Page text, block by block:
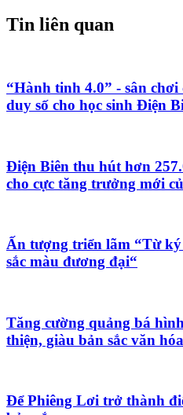
Tin liên quan
“Hành tinh 4.0” - sân
duy số cho học sinh Điện
Điện Biên thu hút hơn
cho cực tăng trưởng mới
Ấn tượng triển lãm “Từ
sắc màu đương đại“
Tăng cường quảng bá
thiện, giàu bản sắc văn hóa
Để Phiêng Lơi trở thành